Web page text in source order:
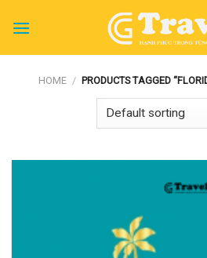
HOME / PRODUCTS TAGGED